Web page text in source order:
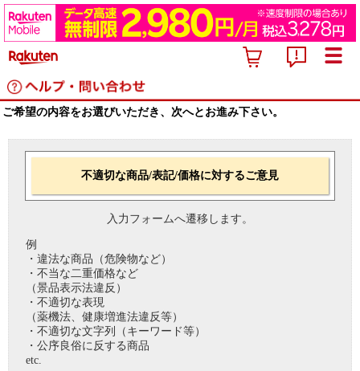
ご希望の内容をお選びいただき、次へとお進み下さい。
不適切な商品/表記/価格に対するご意見
入力フォームへ遷移します。
例
・違法な商品（危険物など）
・不当な二重価格など
（景品表示法違反）
・不適切な表現
（薬機法、健康増進法違反等）
・不適切な文字列（キーワード等）
・公序良俗に反する商品
etc.